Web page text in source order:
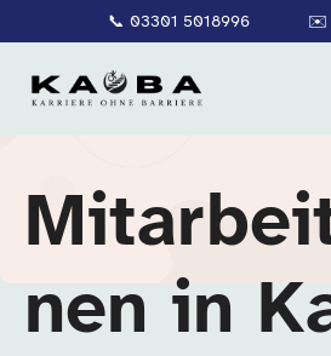
📞 03301 5018996 ✉️
nen in